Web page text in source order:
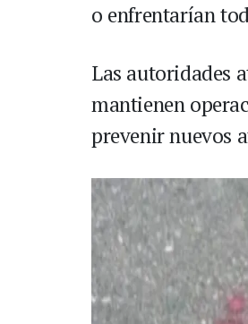
o enfrentarían
Las autoridades
mantienen
prevenir nuevos